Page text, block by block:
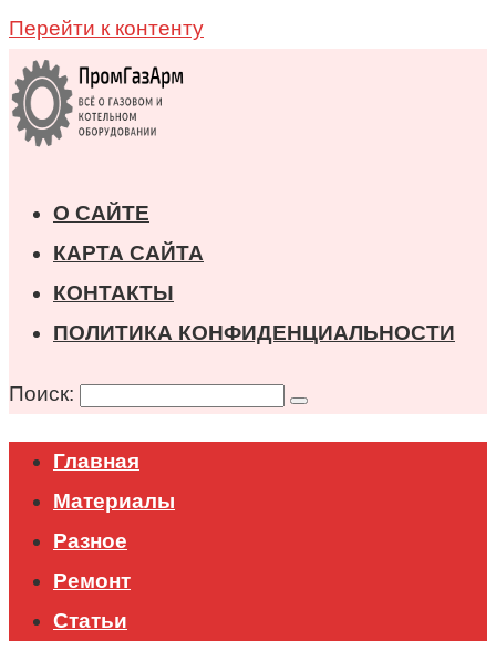
Перейти к контенту
О САЙТЕ
КАРТА САЙТА
КОНТАКТЫ
ПОЛИТИКА КОНФИДЕНЦИАЛЬНОСТИ
Поиск:
Главная
Материалы
Разное
Ремонт
Статьи